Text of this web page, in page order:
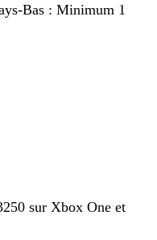
Bas : Minimum 1
sur Xbox One et